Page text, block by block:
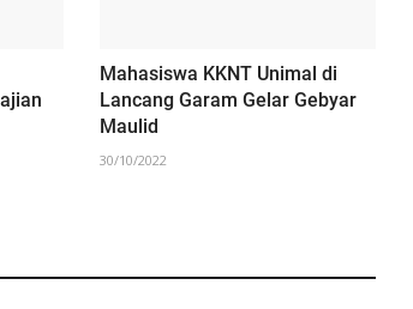
Mahasiswa KKNT Unimal di
Lancang Garam Gelar Gebyar
Maulid
30/10/2022